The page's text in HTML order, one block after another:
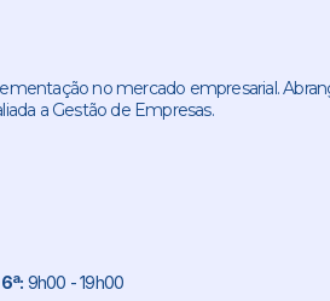
no mercado empresarial.
a Gestão de Empresas.
9h00 - 19h00